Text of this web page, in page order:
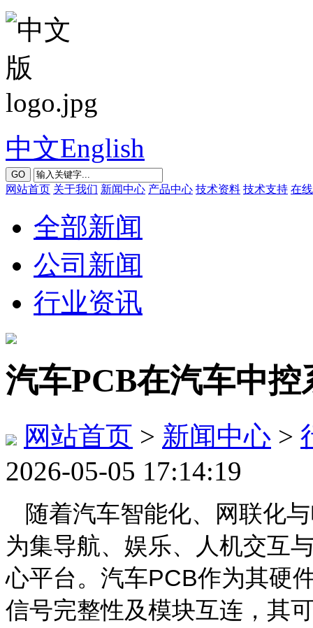
中文English
GO
网站首页 关于我们 新闻中心 产品中心 技术资料 技术支持 在
全部新闻
公司新闻
行业资讯
汽车PCB在汽车中
网站首页 > 新闻中心 >
2026-05-05 17:14:19
随着汽车智能化、网联化
为集导航、娱乐、
人机交互
心平台。汽车PCB作为其硬
信号完整性及模块互连，其